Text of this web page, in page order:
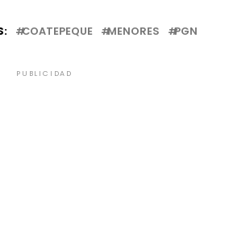
COATEPEQUE MENORES
PGN
PUBLICIDAD